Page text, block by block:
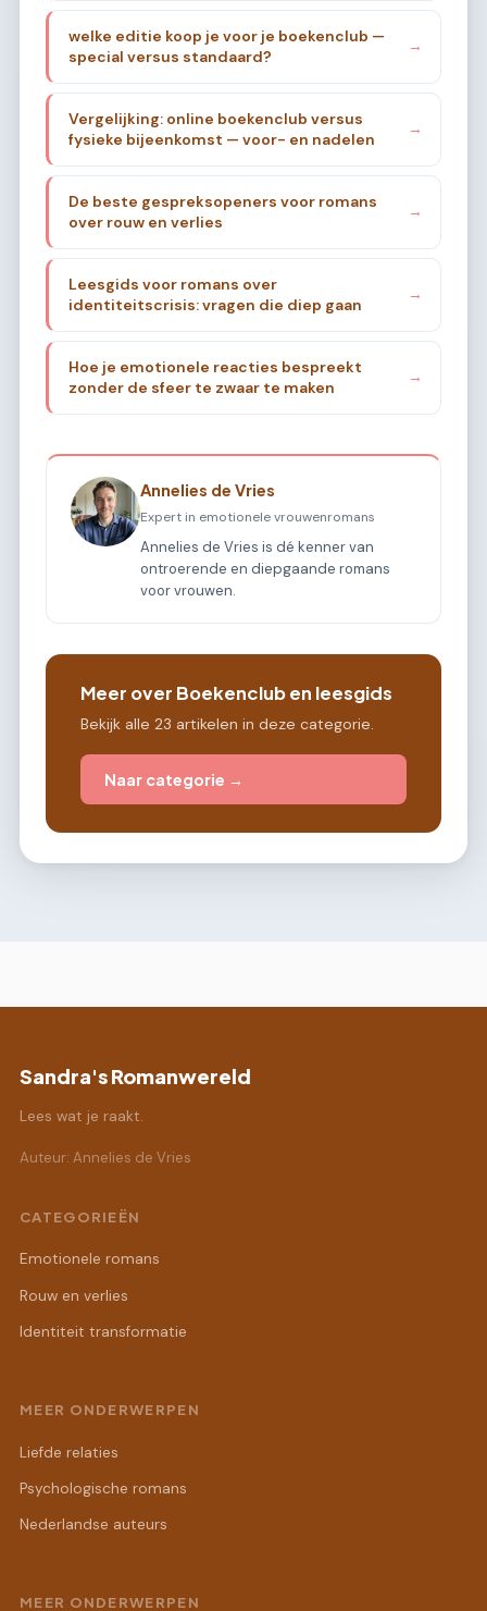
welke editie koop je voor je boekenclub —
special versus standaard?
→
Vergelijking: online boekenclub versus
fysieke bijeenkomst — voor- en nadelen
→
De beste gespreksopeners voor romans
over rouw en verlies
→
Leesgids voor romans over
identiteitscrisis: vragen die diep gaan
→
Hoe je emotionele reacties bespreekt
zonder de sfeer te zwaar te maken
→
Annelies de Vries
Expert in emotionele vrouwenromans
Annelies de Vries is dé kenner van
ontroerende en diepgaande romans
voor vrouwen.
Meer over Boekenclub en leesgids
Bekijk alle 23 artikelen in deze categorie.
Naar categorie →
Sandra's Romanwereld
Lees wat je raakt.
Auteur: Annelies de Vries
CATEGORIEËN
Emotionele romans
Rouw en verlies
Identiteit transformatie
MEER ONDERWERPEN
Liefde relaties
Psychologische romans
Nederlandse auteurs
MEER ONDERWERPEN